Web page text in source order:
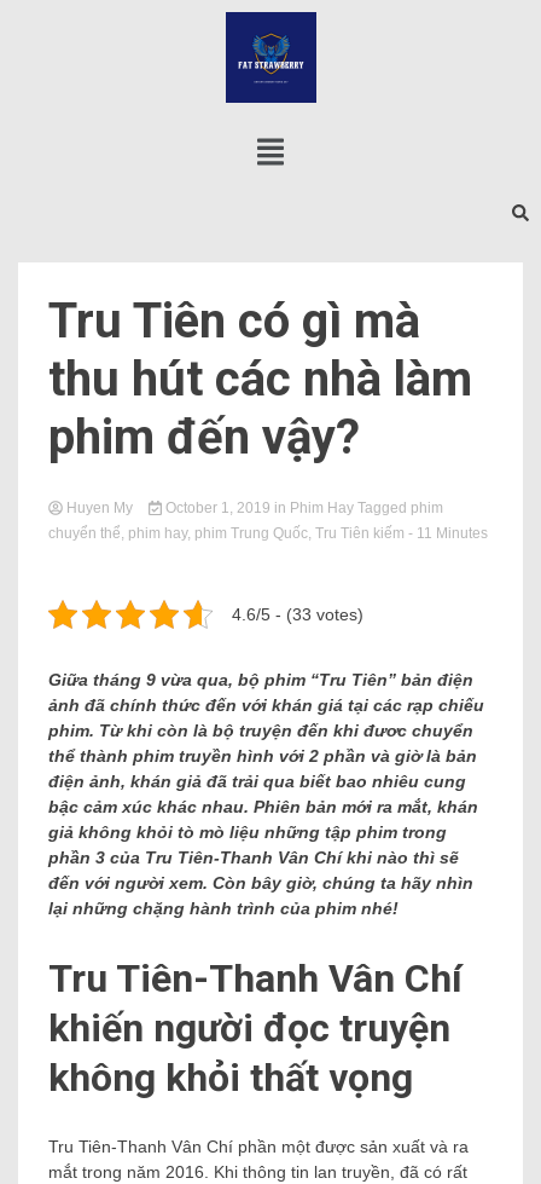
Tru Tiên có gì mà
thu hút các nhà làm
phim đến vậy?
Huyen My October 1, 2019 in Phim Hay Tagged phim
chuyển thể, phim hay, phim Trung Quốc, Tru Tiên kiếm - 11 Minutes
4.6/5 - (33 votes)
Giữa tháng 9 vừa qua, bộ phim “Tru Tiên” bản điện
ảnh đã chính thức đến với khán giá tại các rạp chiếu
phim. Từ khi còn là bộ truyện đến khi đươc chuyển
thể thành phim truyền hình với 2 phần và giờ là bản
điện ảnh, khán giả đã trải qua biết bao nhiêu cung
bậc cảm xúc khác nhau. Phiên bản mới ra mắt, khán
giả không khỏi tò mò liệu những tập phim trong
phần 3 của Tru Tiên-Thanh Vân Chí khi nào thì sẽ
đến với người xem. Còn bây giờ, chúng ta hãy nhìn
lại những chặng hành trình của phim nhé!
Tru Tiên-Thanh Vân Chí
khiến người đọc truyện
không khỏi thất vọng
Tru Tiên-Thanh Vân Chí phần một được sản xuất và ra
mắt trong năm 2016. Khi thông tin lan truyền, đã có rất